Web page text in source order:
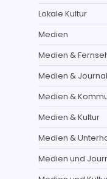
Lokale Kultur
Medien
Medien &
Medien &
Medien &
Medien & Kultur
Medien &
Medien und